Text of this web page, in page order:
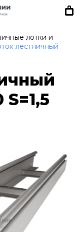
лотки и
лестничный